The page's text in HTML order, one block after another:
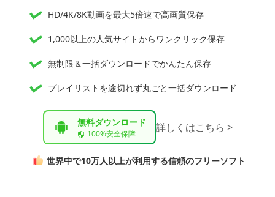
HD/4K/8K動画を最大5倍速で高画質保存
1,000以上の人気サイトからワンクリック保存
無制限＆一括ダウンロードでかんたん保存
プレイリストを途切れず丸ごと一括ダウンロード
無料ダウンロード
100%安全保障 詳しくはこちら >
世界中で10万人以上が利用する信頼のフリーソフト